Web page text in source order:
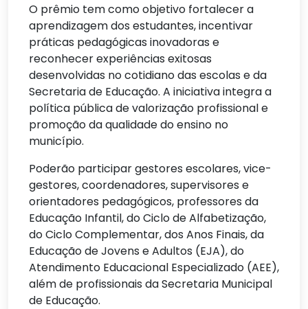
O prêmio tem como objetivo fortalecer a
aprendizagem dos estudantes, incentivar
práticas pedagógicas inovadoras e
reconhecer experiências exitosas
desenvolvidas no cotidiano das escolas e da
Secretaria de Educação. A iniciativa integra a
política pública de valorização profissional e
promoção da qualidade do ensino no
município.
Poderão participar gestores escolares, vice-
gestores, coordenadores, supervisores e
orientadores pedagógicos, professores da
Educação Infantil, do Ciclo de Alfabetização,
do Ciclo Complementar, dos Anos Finais, da
Educação de Jovens e Adultos (EJA), do
Atendimento Educacional Especializado (AEE),
além de profissionais da Secretaria Municipal
de Educação.